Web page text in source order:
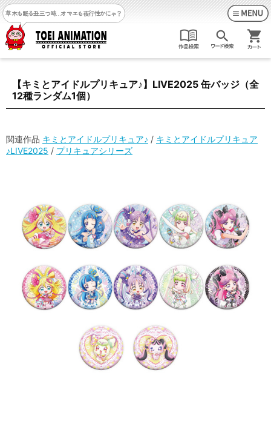
草木も眠る丑三つ時…オマエも夜行性かにゃ？
【キミとアイドルプリキュア♪】LIVE2025 缶バッジ（全
12種ランダム1個）
関連作品 キミとアイドルプリキュア♪ / キミとアイドルプリキュア
♪LIVE2025 / プリキュアシリーズ